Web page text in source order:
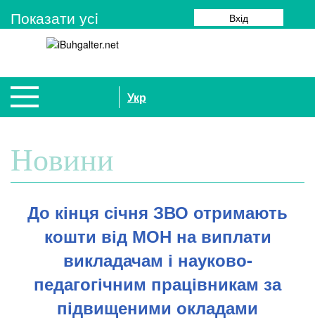
Показати усi Вхід
Укр
Новини
До кінця січня ЗВО отримають
кошти від МОН на виплати
викладачам і науково-
педагогічним працівникам за
підвищеними окладами